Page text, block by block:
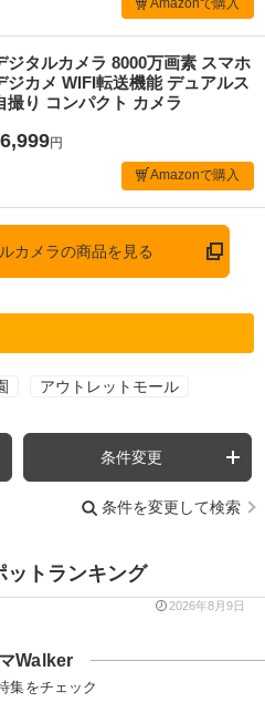
Amazonで購入
ジタルカメラ 8000万画素 スマホ
ジカメ WIFI転送機能 デュアルス
撮り コンパクト カメラ
6,999円
Amazonで購入
カメラの商品を見る
アウトレットモール
条件変更
条件を変更して検索
ットランキング
2026年8月9日
Walker
集をチェック